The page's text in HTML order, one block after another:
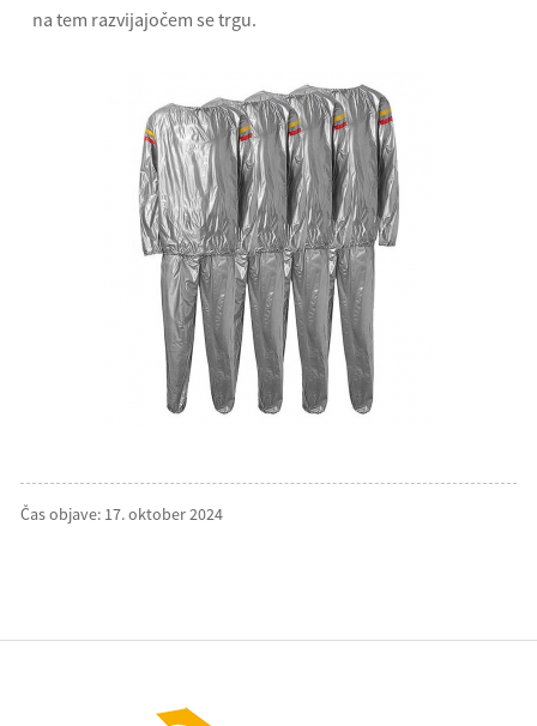
na tem razvijajočem se trgu.
Čas objave: 17. oktober 2024